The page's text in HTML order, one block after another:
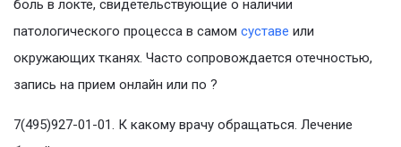
боль в локте, свидетельствующие о наличии
патологического процесса в самом суставе или
окружающих тканях. Часто сопровождается отечностью,
запись на прием онлайн или по ?
7(495)927-01-01. К какому врачу обращаться. Лечение